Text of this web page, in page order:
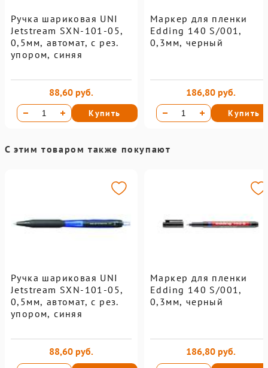
Ручка шариковая UNI
Jetstream SXN-101-05,
0,5мм, автомат, с рез.
упором, синяя
88,60 руб.
Купить
Маркер для пленки
Edding 140 S/001,
0,3мм, черный
186,80 руб.
Купить
С этим товаром также покупают
Ручка шариковая UNI
Jetstream SXN-101-05,
0,5мм, автомат, с рез.
упором, синяя
88,60 руб.
Маркер для пленки
Edding 140 S/001,
0,3мм, черный
186,80 руб.